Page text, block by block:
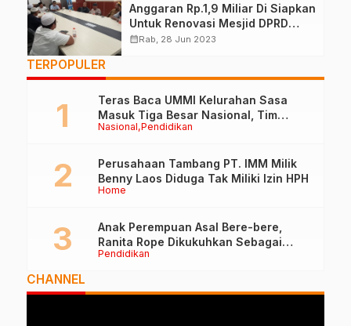
Anggaran Rp.1,9 Miliar Di Siapkan
Untuk Renovasi Mesjid DPRD
Kota Ternate
calendar_monthRab, 28 Jun 2023
TERPOPULER
Nasional Pendidikan
Teras Baca UMMI Kelurahan Sasa
Masuk Tiga Besar Nasional, Tim
Penilai Lakukan Visitasi di Ternate
Home
Perusahaan Tambang PT. IMM Milik
Benny Laos Diduga Tak Miliki Izin HPH
Pendidikan
Anak Perempuan Asal Bere-bere,
Ranita Rope Dikukuhkan Sebagai
Guru Besar dan Rektor Ummu
CHANNEL